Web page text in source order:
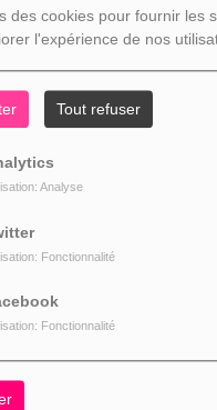
des cookies pour fournir les
l'expérience de nos
Tout refuser
Analyse
Fonctionnalité
Fonctionnalité
une bonne nouvelle c'est
GREGORY CESAR - Tax
être connecté pour commenter